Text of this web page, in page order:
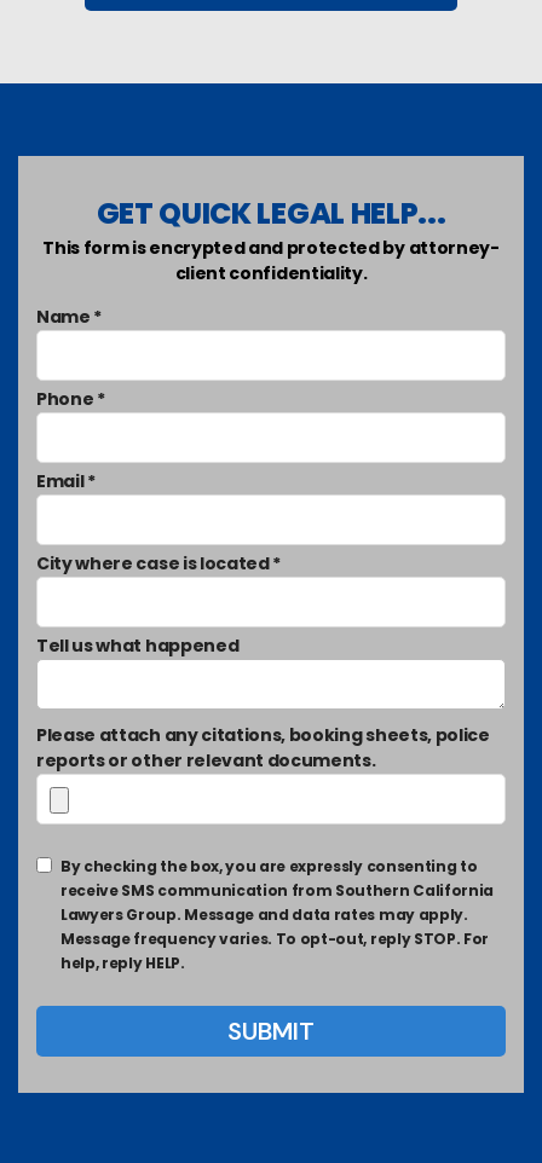
GET QUICK LEGAL HELP...
This form is encrypted and protected by attorney-
client confidentiality.
Name *
Phone *
Email *
City where case is located *
Tell us what happened
Please attach any citations, booking sheets, police
reports or other relevant documents.
By checking the box, you are expressly consenting to
receive SMS communication from Southern California
Lawyers Group. Message and data rates may apply.
Message frequency varies. To opt-out, reply STOP. For
help, reply HELP.